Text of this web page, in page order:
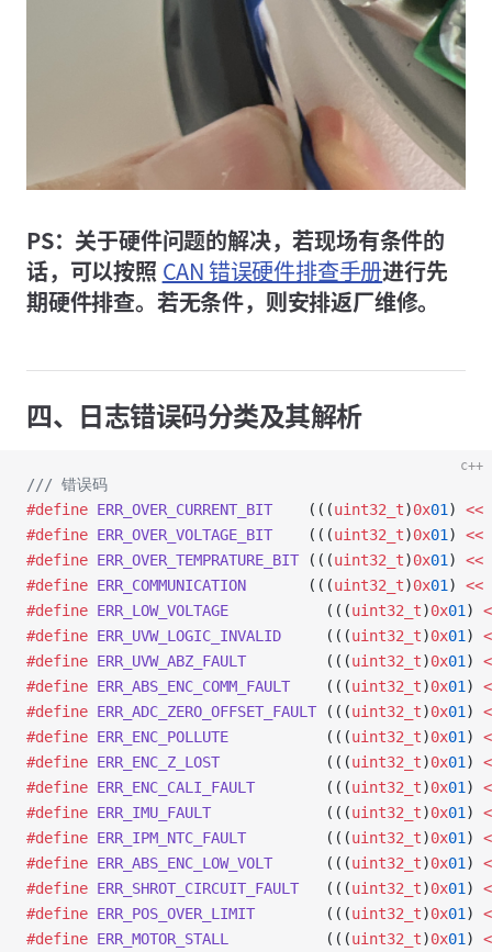
PS：关于硬件问题的解决，若现场有条件的
话，可以按照 CAN 错误硬件排查手册进行先
期硬件排查。若无条件，则安排返厂维修。
四、日志错误码分类及其解析
c++
/// 错误码
#define ERR_OVER_CURRENT_BIT
    (((
uint32_t)0x01) <<
#define ERR_OVER_VOLTAGE_BIT
    (((
uint32_t)0x01) <<
#define ERR_OVER_TEMPRATURE_BIT (((uint32_t)0x01) <<
#define ERR_COMMUNICATION
       (((
uint32_t)0x01) <<
#define ERR_LOW_VOLTAGE
           (((
uint32_t)0x01)
#define ERR_UVW_LOGIC_INVALID
     (((
uint32_t)0x01)
#define ERR_UVW_ABZ_FAULT
         (((
uint32_t)0x01)
#define ERR_ABS_ENC_COMM_FAULT
    (((
uint32_t)0x01)
#define ERR_ADC_ZERO_OFFSET_FAULT (((uint32_t)0x01)
#define ERR_ENC_POLLUTE
           (((
uint32_t)0x01)
#define ERR_ENC_Z_LOST
            (((
uint32_t)0x01)
#define ERR_ENC_CALI_FAULT
        (((
uint32_t)0x01)
#define ERR_IMU_FAULT
             (((
uint32_t)0x01)
#define ERR_IPM_NTC_FAULT
         (((
uint32_t)0x01)
#define ERR_ABS_ENC_LOW_VOLT
      (((
uint32_t)0x01)
#define ERR_SHROT_CIRCUIT_FAULT
   (((
uint32_t)0x01)
#define ERR_POS_OVER_LIMIT
        (((
uint32_t)0x01)
#define ERR_MOTOR_STALL
           (((
uint32_t)0x01)